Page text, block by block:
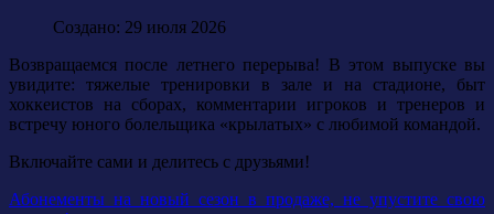
Создано: 29 июля 2026
Возвращаемся после летнего перерыва! В этом выпуске вы
увидите: тяжелые тренировки в зале и на стадионе, быт
хоккеистов на сборах, комментарии игроков и тренеров и
встречу юного болельщика «крылатых» с любимой командой.
Включайте сами и делитесь с друзьями!
Абонементы на новый сезон в продаже, не упустите свою